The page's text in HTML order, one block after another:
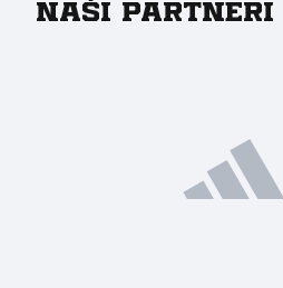
Naši partneri